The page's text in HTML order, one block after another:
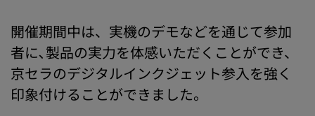
開催期間中は、実機のデモなどを通じて参加
者に､製品の実力を体感いただくことができ、
京セラのデジタルインクジェット参入を強く
印象付けることができました。